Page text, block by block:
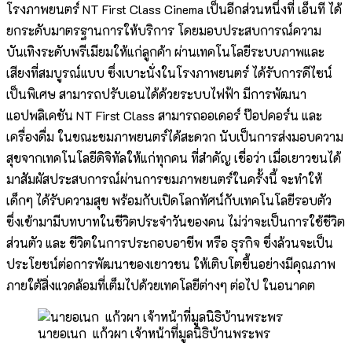
โรงภาพยนตร์ NT First Class Cinema เป็นอีกส่วนหนึ่งที่ เอ็นที ได้
ยกระดับมาตรฐานการให้บริการ โดยมอบประสบการณ์ความ
บันเทิงระดับพรีเมียมให้แก่ลูกค้า ผ่านเทคโนโลยีระบบภาพและ
เสียงที่สมบูรณ์แบบ ซึ่งเบาะนั่งในโรงภาพยนตร์ ได้รับการดีไซน์
เป็นพิเศษ สามารถปรับเอนได้ด้วยระบบไฟฟ้า มีการพัฒนา
แอปพลิเคชัน NT First Class สามารถออเดอร์ ป๊อปคอร์น และ
เครื่องดื่ม ในขณะชมภาพยนตร์ได้สะดวก นับเป็นการส่งมอบความ
สุขจากเทคโนโลยีดิจิทัลให้แก่ทุกคน ที่สำคัญ เชื่อว่า เมื่อเยาวชนได้
มาสัมผัสประสบการณ์ผ่านการชมภาพยนตร์ในครั้งนี้ จะทำให้
เด็กๆ ได้รับความสุข พร้อมกับเปิดโลกทัศน์กับเทคโนโลยีรอบตัว
ซึ่งเข้ามามีบทบาทในชีวิตประจำวันของคน ไม่ว่าจะเป็นการใช้ชีวิต
ส่วนตัว และ ชีวิตในการประกอบอาชีพ หรือ ธุรกิจ ซึ่งล้วนจะเป็น
ประโยชน์ต่อการพัฒนาของเยาวชน ให้เติบโตขึ้นอย่างมีคุณภาพ
ภายใต้สิ่งแวดล้อมที่เต็มไปด้วยเทคโลยีต่างๆ ต่อไป ในอนาคต
นายอเนก แก้วผา เจ้าหน้าที่มูลนิธิบ้านพระพร